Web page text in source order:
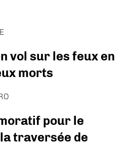
vol sur les feux en
morts
pour le
traversée de